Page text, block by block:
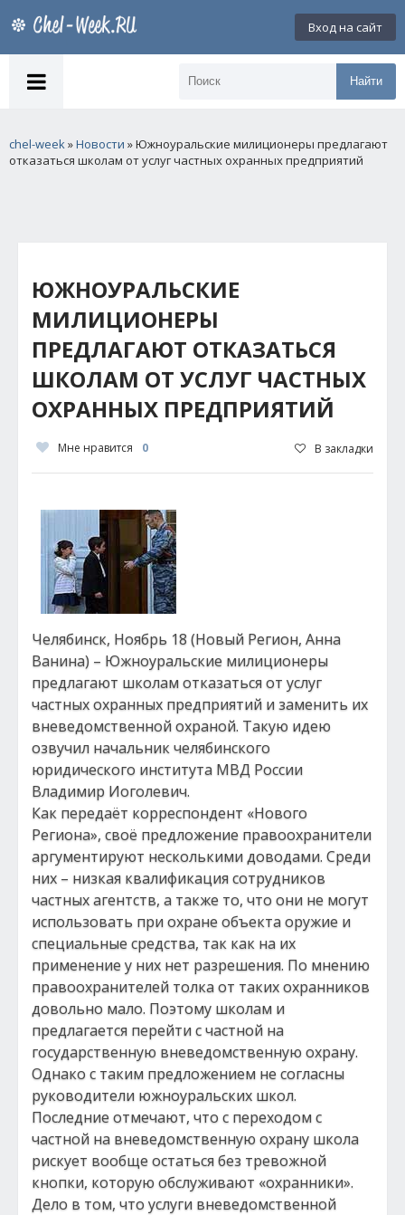
Вход на сайт
Найти
chel-week»Новости » Южноуральские милиционеры предлагают
отказаться школам от услуг частных охранных предприятий
ЮЖНОУРАЛЬСКИЕ
МИЛИЦИОНЕРЫ
ПРЕДЛАГАЮТ ОТКАЗАТЬСЯ
ШКОЛАМ ОТ УСЛУГ ЧАСТНЫХ
ОХРАННЫХ ПРЕДПРИЯТИЙ
Мне нравится 0 В закладки
Челябинск, Ноябрь 18 (Новый Регион, Анна
Ванина) – Южноуральские милиционеры
предлагают школам отказаться от услуг
частных охранных предприятий и заменить их
вневедомственной охраной. Такую идею
озвучил начальник челябинского
юридического института МВД России
Владимир Иоголевич.
Как передаёт корреспондент «Нового
Региона», своё предложение правоохранители
аргументируют несколькими доводами. Среди
них – низкая квалификация сотрудников
частных агентств, а также то, что они не могут
использовать при охране объекта оружие и
специальные средства, так как на их
применение у них нет разрешения. По мнению
правоохранителей толка от таких охранников
довольно мало. Поэтому школам и
предлагается перейти с частной на
государственную вневедомственную охрану.
Однако с таким предложением не согласны
руководители южноуральских школ.
Последние отмечают, что с переходом с
частной на вневедомственную охрану школа
рискует вообще остаться без тревожной
кнопки, которую обслуживают «охранники».
Дело в том, что услуги вневедомственной